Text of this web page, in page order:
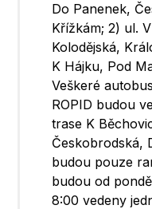
Do Panenek,
Křížkám; 2) ul.
Kolodějská,
K Hájku, Pod
Veškeré
ROPID budou
trase K
Českobrodská,
budou pouze
budou od
8:00 vedeny